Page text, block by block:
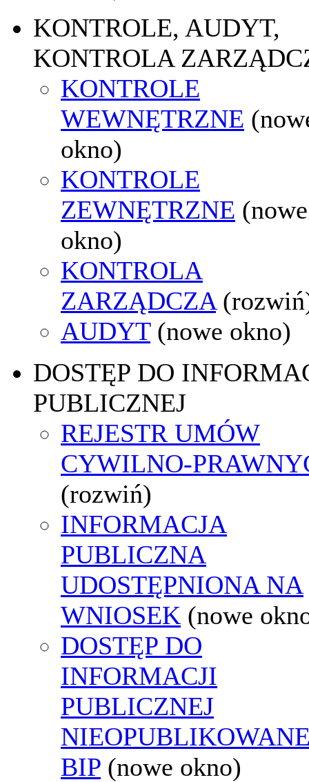
KONTROLE, AUDYT,
KONTROLA
KONTROLE
WEWNĘTRZNE
okno)
KONTROLE
ZEWNĘTRZNE (nowe
okno)
KONTROLA
ZARZĄDCZA
AUDYT (nowe okno)
DOSTĘP DO
PUBLICZNEJ
REJESTR UMÓW
CYWILNO-
(rozwiń)
INFORMACJA
PUBLICZNA
UDOSTĘPNIONA NA
WNIOSEK (nowe
DOSTĘP DO
INFORMACJI
PUBLICZNEJ
BIP (nowe okno)